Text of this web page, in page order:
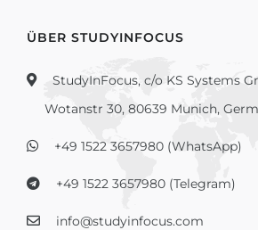
ÜBER STUDYINFOCUS
StudyInFocus, c/o KS Systems
Wotanstr 30, 80639 Munich,
+49 1522 3657980 (WhatsApp)
+49 1522 3657980 (Telegram)
info@studyinfocus.com